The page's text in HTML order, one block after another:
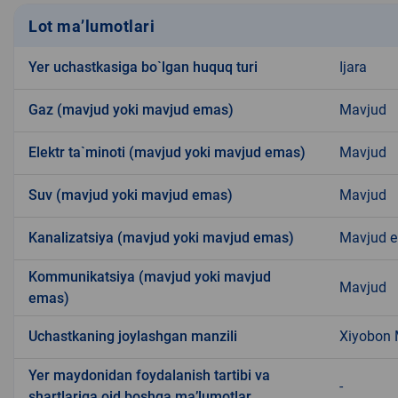
Lot ma’lumotlari
Yer uchastkasiga bo`lgan huquq turi Ijara
Gaz (mavjud yoki mavjud emas) Mavjud
Elektr ta`minoti (mavjud yoki mavjud emas) Mavjud
Suv (mavjud yoki mavjud emas) Mavjud
Kanalizatsiya (mavjud yoki mavjud emas) Mavjud
Kommunikatsiya (mavjud yoki mavjud
emas)
Mavjud
Uchastkaning joylashgan manzili Xiyobon
Yer maydonidan foydalanish tartibi va
-